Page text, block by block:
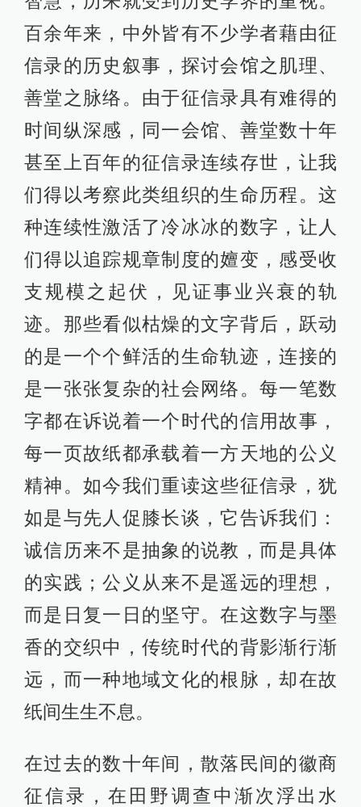
百余年来，中外皆有不少学者藉由征
信录的历史叙事，探讨会馆之肌理、
善堂之脉络。由于征信录具有难得的
时间纵深感，同一会馆、善堂数十年
甚至上百年的征信录连续存世，让我
们得以考察此类组织的生命历程。这
种连续性激活了冷冰冰的数字，让人
们得以追踪规章制度的嬗变，感受收
支规模之起伏，见证事业兴衰的轨
迹。那些看似枯燥的文字背后，跃动
的是一个个鲜活的生命轨迹，连接的
是一张张复杂的社会网络。每一笔数
字都在诉说着一个时代的信用故事，
每一页故纸都承载着一方天地的公义
精神。如今我们重读这些征信录，犹
如是与先人促膝长谈，它告诉我们：
诚信历来不是抽象的说教，而是具体
的实践；公义从来不是遥远的理想，
而是日复一日的坚守。在这数字与墨
香的交织中，传统时代的背影渐行渐
远，而一种地域文化的根脉，却在故
纸间生生不息。
在过去的数十年间，散落民间的徽商
征信录，在田野调查中渐次浮出水